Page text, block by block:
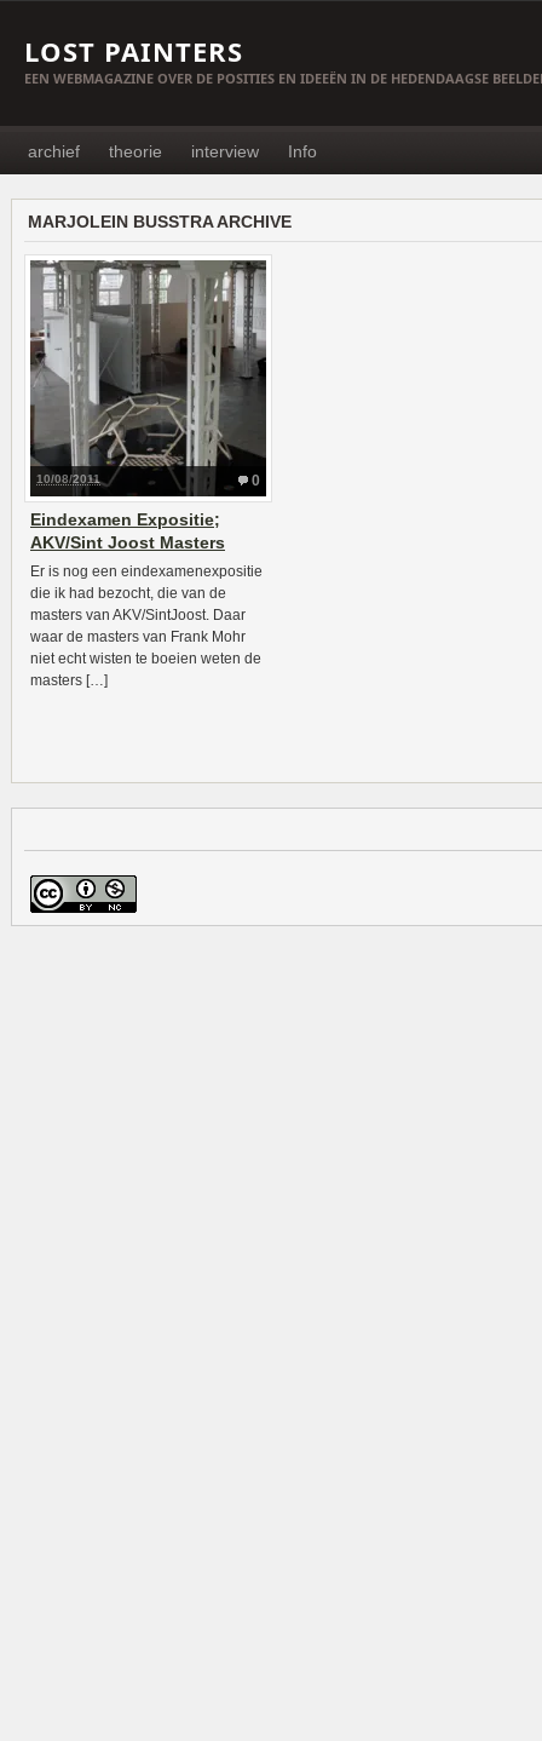
LOST PAINTERS
EEN WEBMAGAZINE OVER DE POSITIES EN IDEEËN IN DE HEDENDAAGSE
archief theorie interview Info
MARJOLEIN BUSSTRA ARCHIVE
0
10/08/2011
Eindexamen Expositie;
AKV/Sint Joost Masters
Er is nog een eindexamenexpositie
die ik had bezocht, die van de
masters van AKV/SintJoost. Daar
waar de masters van Frank Mohr
niet echt wisten te boeien weten de
masters […]